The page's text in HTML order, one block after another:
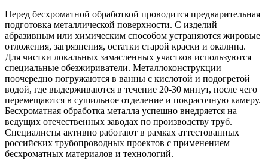
Перед бесхроматной обработкой проводится предварительная
подготовка металлической поверхности. С изделий
абразивным или химическим способом устраняются жировые
отложения, загрязнения, остатки старой краски и окалина.
Для чистки локальных замасленных участков используются
специальные обезжириватели. Металлоконструкции
поочередно погружаются в ванны с кислотой и подогретой
водой, где выдерживаются в течение 20-30 минут, после чего
перемещаются в сушильное отделение и покрасочную камеру.
Бесхроматная обработка металла успешно внедряется на
ведущих отечественных заводах по производству труб.
Специалисты активно работают в рамках аттестованных
российских трубопроводных проектов с применением
бесхроматных материалов и технологий.